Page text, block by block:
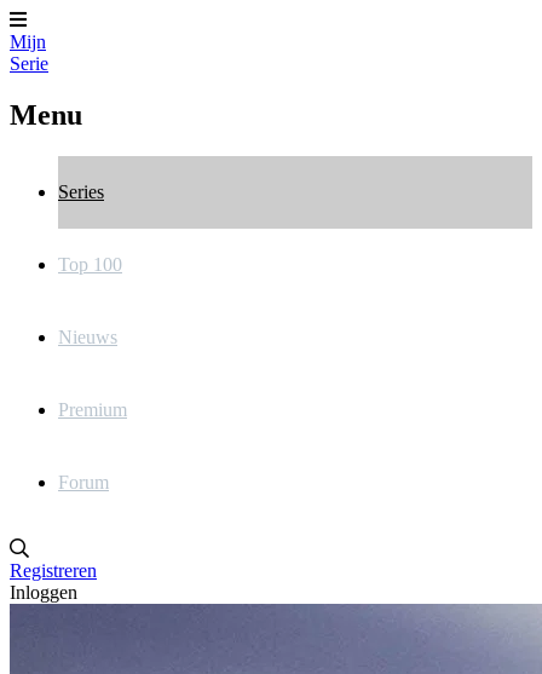
Mijn
Serie
Menu
Series
Top 100
Nieuws
Premium
Forum
Registreren
Inloggen